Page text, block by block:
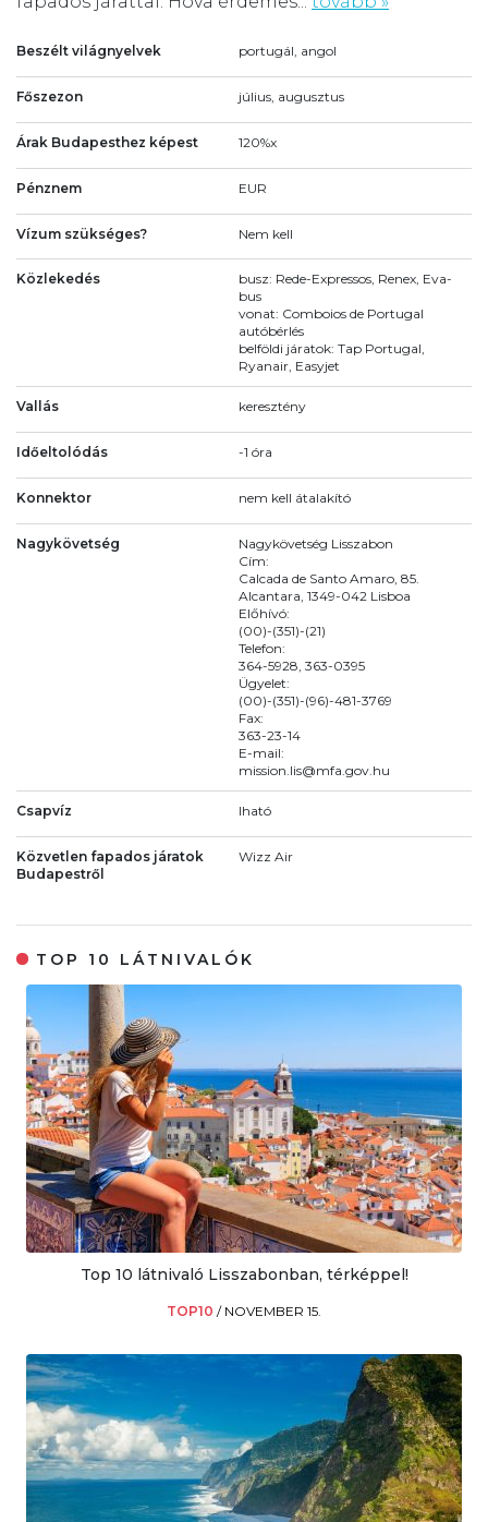
Beszélt világnyelvek portugál, angol
Főszezon július, augusztus
Árak Budapesthez képest 120%x
Pénznem EUR
Vízum szükséges? Nem kell
Közlekedés
busz: Rede-Expressos, Renex, Eva-
bus
vonat: Comboios de Portugal
autóbérlés
belföldi járatok: Tap Portugal,
Ryanair, Easyjet
Vallás keresztény
Időeltolódás -1 óra
Konnektor nem kell átalakító
Nagykövetség
Nagykövetség Lisszabon
Cím:
Calcada de Santo Amaro, 85.
Alcantara, 1349-042 Lisboa
Előhívó:
(00)-(351)-(21)
Telefon:
364-5928, 363-0395
Ügyelet:
(00)-(351)-(96)-481-3769
Fax:
363-23-14
E-mail:
mission.lis@mfa.gov.hu
Csapvíz Iható
Közvetlen fapados járatok
Budapestről
Wizz Air
TOP 10 LÁTNIVALÓK
Top 10 látnivaló Lisszabonban, térképpel!
TOP10 / NOVEMBER 15.